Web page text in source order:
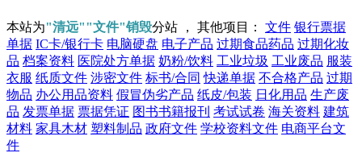
本站为"清远""文件"销毁分站 ， 其他项目： 文件 银行票据
单据 IC卡/银行卡 电脑硬盘 电子产品 过期食品药品 过期化妆
品 档案资料 医院处方单据 奶粉/饮料 工业垃圾 工业废品 服装
衣服 纸质文件 涉密文件 标书/合同 快递单据 不合格产品 过期
物品 办公用品资料 假冒伪劣产品 纸皮/包装 日化用品 生产废
品 发票单据 票据凭证 图书书籍报刊 考试试卷 海关资料 建筑
材料 家具木材 塑料制品 政府文件 学校资料文件 电商平台文
件